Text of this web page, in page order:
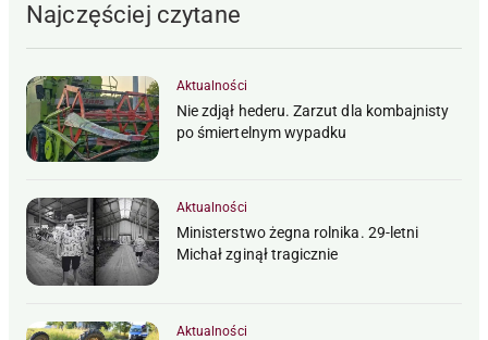
Najczęściej czytane
Aktualności
Nie zdjął hederu. Zarzut dla kombajnisty
po śmiertelnym wypadku
Aktualności
Ministerstwo żegna rolnika. 29-letni
Michał zginął tragicznie
Aktualności